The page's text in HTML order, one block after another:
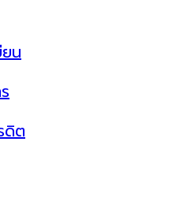
ยน
ดิต